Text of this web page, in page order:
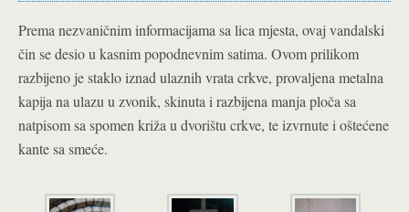
Prema nezvaničnim informacijama sa lica mjesta, ovaj vandalski
čin se desio u kasnim popodnevnim satima. Ovom prilikom
razbijeno je staklo iznad ulaznih vrata crkve, provaljena metalna
kapija na ulazu u zvonik, skinuta i razbijena manja ploča sa
natpisom sa spomen križa u dvorištu crkve, te izvrnute i oštećene
kante sa smeće.